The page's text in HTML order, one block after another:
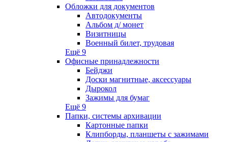
Обложки для документов
Автодокументы
Альбом д/ монет
Визитницы
Военный билет, трудовая
Ещё 9
Офисные принадлежности
Бейджи
Доски магнитные, аксессуары
Дырокол
Зажимы для бумаг
Ещё 9
Папки, системы архивации
Картонные папки
Клипборды, планшеты с зажимами